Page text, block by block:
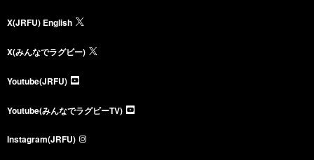
X(JRFU) English
X(みんなでラグビー)
Youtube(JRFU)
Youtube(みんなでラグビーTV)
Instagram(JRFU)